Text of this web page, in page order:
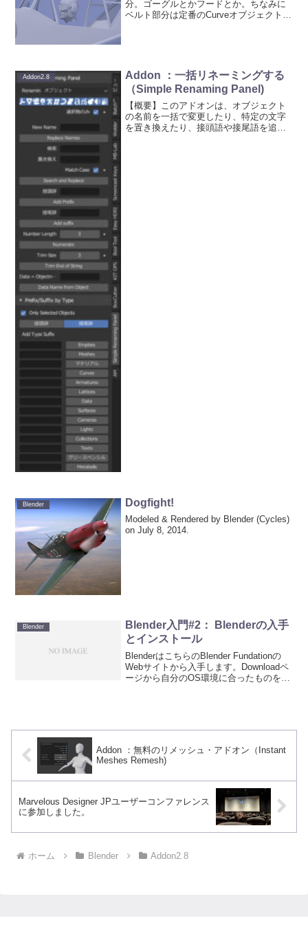
分。ゴーグルとかフードとか。ちなみに
ベルト部分は定番のCurveオブジェクトに
Addon2.8
Addon ：一括リネーミングする
（Simple Renaming Panel)
【概要】このアドオンは、オブジェクト
の名前を一括で変更したり、特定の文字
を置き換えたり、接頭語や接尾語を追加
Blender Dogfight!
Modeled & Rendered by Blender (Cycles)
on July 8, 2014.
Blender
Blender入門#2： Blenderの入手
とインストール
BlenderはこちらのBlender Fundationの
Webサイトから入手します。Downloadペ
ージから自分のOS環境に合ったものをダ
Addon ：無料のリメッシュ・アドオン（Instant
Meshes Remesh)
Marvelous Designer JPユーザーコンファレンス
に参加しました。
ホーム Blender Addon2.8